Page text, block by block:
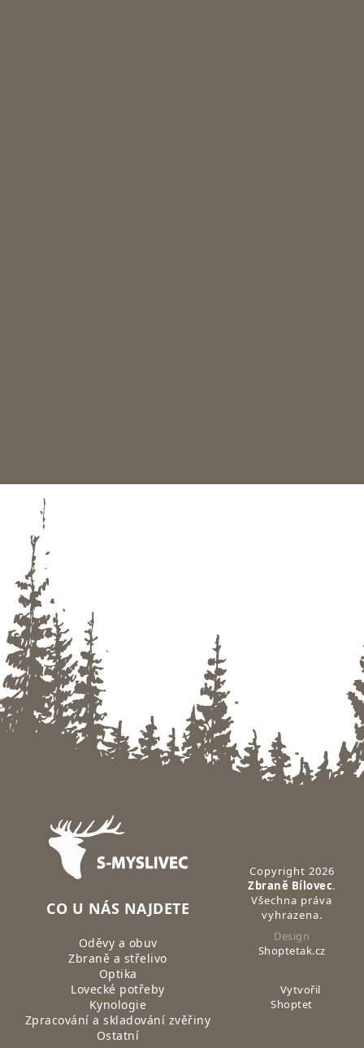
Zápatí
CO U NÁS NAJDETE
Oděvy a obuv
Zbraně a střelivo
Optika
Lovecké potřeby
Kynologie
Zpracování a skladování zvěřiny
Ostatní
Copyright 2026
Zbraně Bílovec.
Všechna práva
vyhrazena.
Design
Shoptetak.cz
Vytvořil
Shoptet